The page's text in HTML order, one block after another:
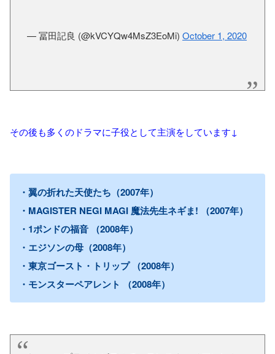
— 冨田記良 (@kVCYQw4MsZ3EoMi) October 1, 2020
その後も多くのドラマに子役として主演をしています↓
・翼の折れた天使たち（2007年）
・MAGISTER NEGI MAGI 魔法先生ネギま! （2007年）
・1ポンドの福音 （2008年）
・エジソンの母（2008年）
・東京ゴースト・トリップ （2008年）
・モンスターペアレント （2008年）